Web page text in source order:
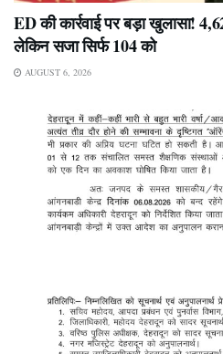
ED की कार्रवाई पर बड़ा खुलासा!
लेकिन सजा सिर्फ 104 को
AUGUST 6, 2026